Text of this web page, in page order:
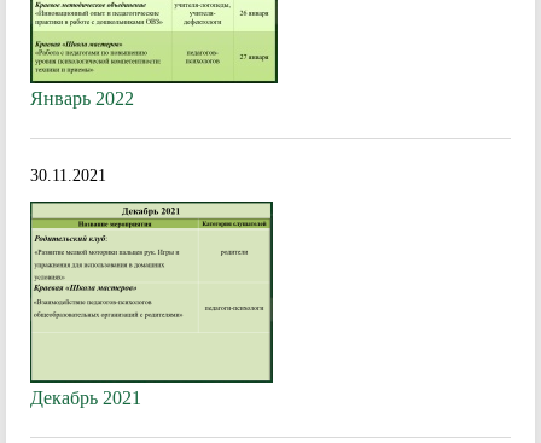
Январь 2022
30.11.2021
Декабрь 2021